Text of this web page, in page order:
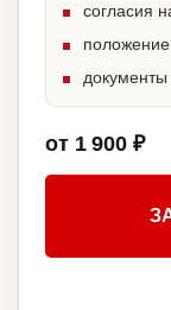
согласия
от 1 900 ₽